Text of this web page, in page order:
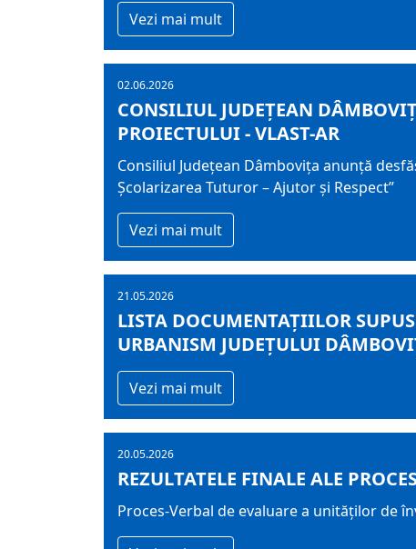
Vezi mai mult
02.06.2026
CONSILIUL JUDEȚEAN
PROIECTULUI - VLAST-AR
Consiliul Județean Dâmbovița anunță
Școlarizarea Tuturor – Ajutor și Respect”
Vezi mai mult
21.05.2026
LISTA DOCUMENTAȚIILOR
URBANISM JUDEȚULUI
Vezi mai mult
20.05.2026
REZULTATELE FINALE ALE
Proces-Verbal de evaluare a unităților de